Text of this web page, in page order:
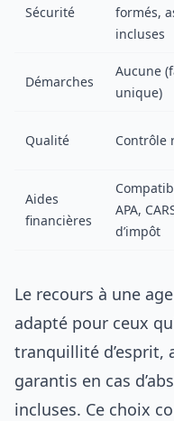
Sécurité
formés,
incluses
Démarches
Aucune
unique)
Qualité Contrôle
Aides
financières
APA,
d’impôt
Le recours à une
adapté pour ceux
tranquillité d’esprit,
garantis en cas
incluses. Ce choix